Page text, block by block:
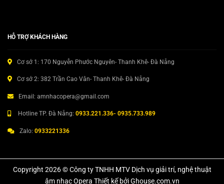
HỖ TRỢ KHÁCH HÀNG
Cơ sở 1: 170 Nguyễn Phước Nguyên- Thanh Khê- Đà Nẵng
Cơ sở 2: 382 Trần Cao Vân- Thanh Khê- Đà Nẵng
Email: amnhacopera@gmail.com
Hotline TP. Đà Nẵng: 0933.221.336- 0935.733.989
Zalo: 0933221336
Copyright 2026 © Công ty TNHH MTV Dịch vụ giải trí, nghệ thuật
âm nhạc Opera Thiết kế bởi Ghouse.com.vn